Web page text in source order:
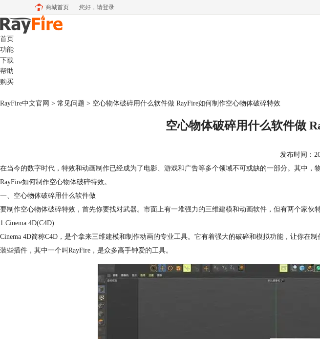
商城首页 您好， 请登录
首页
功能
下载
帮助
购买
RayFire中文官网 > 常见问题 > 空心物体破碎用什么软件做 RayFire如何制作空心物体破碎特效
空心物体破碎用什么软件做
发布时间：
在当今的数字时代，特效和动画制作已经成为了电影、游戏和广告等多个领域不可或缺的一部分。其中
RayFire如何制作空心物体破碎特效。
一、空心物体破碎用什么软件做
要制作空心物体破碎特效，首先你要找对武器。市面上有一堆强力的三维建模和动画软件，但有两个家伙
1.Cinema 4D(C4D)
Cinema 4D简称C4D，是个拿来三维建模和制作动画的专业工具。它有着强大的破碎和模拟功能，让你在制
装些插件，其中一个叫RayFire，是众多高手钟爱的工具。